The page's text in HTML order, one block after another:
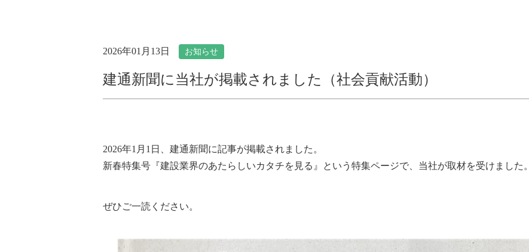
2026年01月13日 お知らせ
建通新聞に当社が掲載されました（社会貢献活動）
2026年1月1日、建通新聞に記事が掲載されました。
新春特集号『建設業界のあたらしいカタチを見る』という特集ページで、当社が取材を受けました。
ぜひご一読ください。